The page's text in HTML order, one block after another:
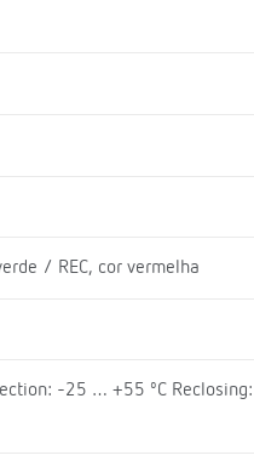
/ REC, cor vermelha
-25 … +55 ºC Reclosing: